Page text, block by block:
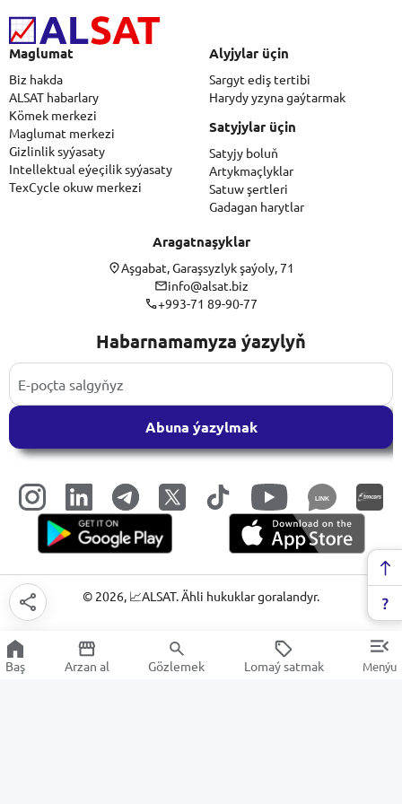
Maglumat
Biz hakda
ALSAT habarlary
Kömek merkezi
Maglumat merkezi
Gizlinlik syýasaty
Intellektual eýeçilik syýasaty
TexCycle okuw merkezi
Alyjylar üçin
Sargyt ediş tertibi
Harydy yzyna gaýtarmak
Satyjylar üçin
Satyjy boluň
Artykmaçlyklar
Satuw şertleri
Gadagan harytlar
Aragatnaşyklar
Aşgabat, Garaşsyzlyk şaýoly, 71
info@alsat.biz
+993-71 89-90-77
Habarnamamyza ýazylyň
Abuna ýazylmak
LINK
© 2026, 📈ALSAT. Ähli hukuklar goralandyr.
Baş Arzan al Gözlemek Lomaý satmak Menýu